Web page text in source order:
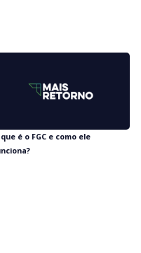
que é o FGC e como ele